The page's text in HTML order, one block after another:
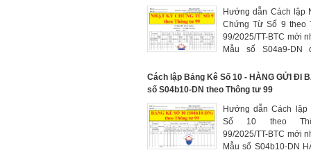
phát sinh Nợ, số
và số dư cuối tháng
quý
Hướng dẫn Cách lập
Chứng Từ Số 9 theo
99/2025/TT-BTC mới
Mẫu số S04a9-DN
TK 211 "TSCĐ hữu
212 "TSCĐ thuê tài
Tài sản sinh học, TK
động sản đầu tư"
Cách lập Bảng Kê Số 10 - HÀNG GỬI ĐI
số S04b10-DN theo Thông tư 99
Hướng dẫn Cách lập
Số 10 theo
99/2025/TT-BTC mới
Mẫu số S04b10-DN